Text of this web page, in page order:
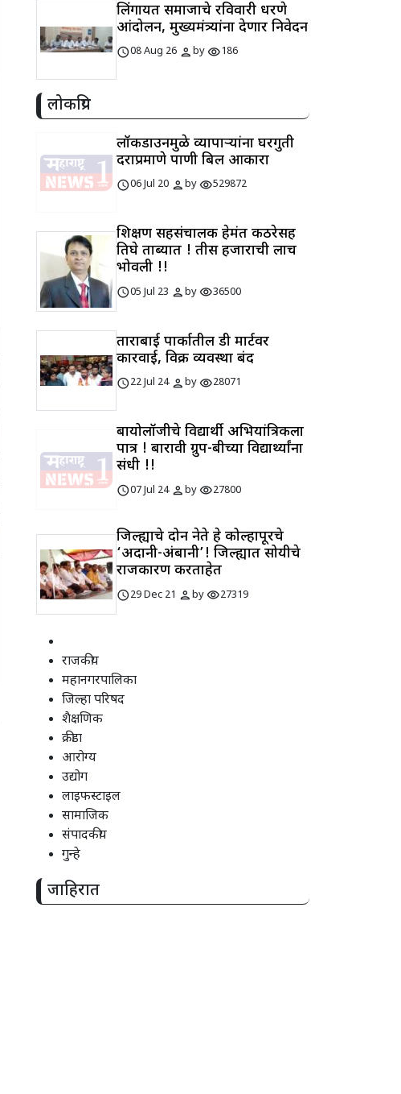
लिंगायत समाजाचे रविवारी धरणे
आंदोलन, मुख्यमंत्र्यांना देणार निवेदन
schedule08 Aug 26 personbyvisibility186
लोकप्रिय
लॉकडाउनमुळे व्यापाऱ्यांना घरगुती
दराप्रमाणे पाणी बिल आकारा
schedule06 Jul 20 personbyvisibility529872
शिक्षण सहसंचालक हेमंत कठरेसह
तिघे ताब्यात ! तीस हजाराची लाच
भोवली !!
schedule05 Jul 23 personbyvisibility36500
ताराबाई पार्कातील डी मार्टवर
कारवाई, विक्री व्यवस्था बंद
schedule22 Jul 24 personbyvisibility28071
बायोलॉजीचे विद्यार्थी अभियांत्रिकीला
पात्र ! बारावी ग्रुप-बीच्या विद्यार्थ्यांना
संधी !!
schedule07 Jul 24 personbyvisibility27800
जिल्ह्याचे दोन नेते हे कोल्हापूरचे
‘अदानी-अंबानी’! जिल्ह्यात सोयीचे
राजकारण करताहेत
schedule29 Dec 21 personbyvisibility27319
राजकीय
महानगरपालिका
जिल्हा परिषद
शैक्षणिक
क्रीडा
आरोग्य
उद्योग
लाइफस्टाइल
सामाजिक
संपादकीय
गुन्हे
जाहिरात